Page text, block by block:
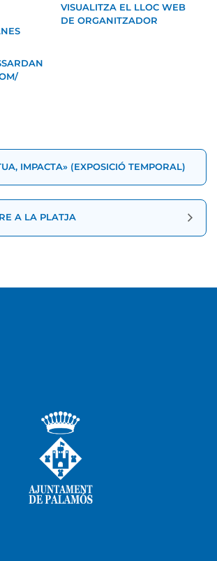
VISUALITZA EL LLOC WEB
DE ORGANITZADOR
IMPACTA» (EXPOSICIÓ TEMPORAL)
LLIURE A LA PLATJA